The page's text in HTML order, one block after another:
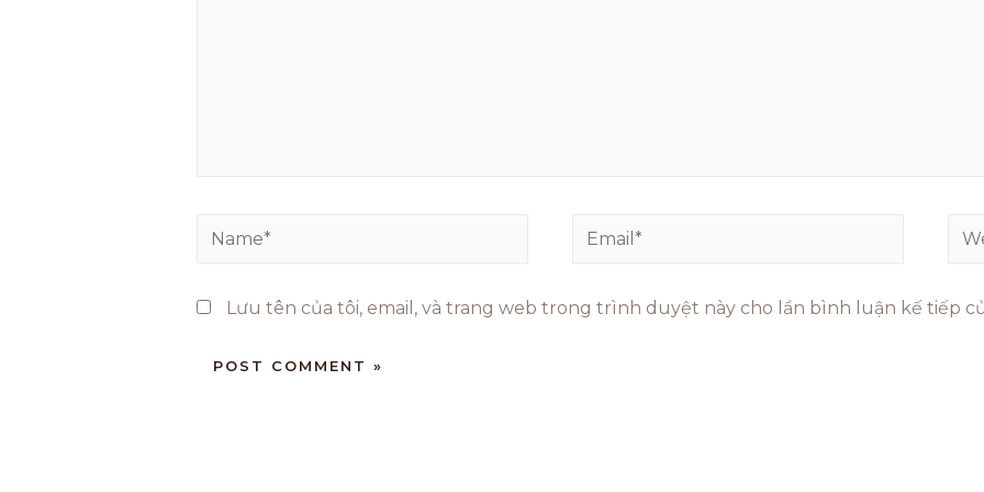
Lưu tên của tôi, email, và trang web trong trình duyệt này cho lần bình luận kế tiếp